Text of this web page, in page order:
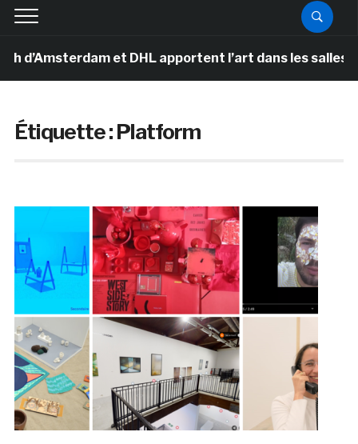
et DHL apportent l’art dans les salles de
Étiquette :Platform